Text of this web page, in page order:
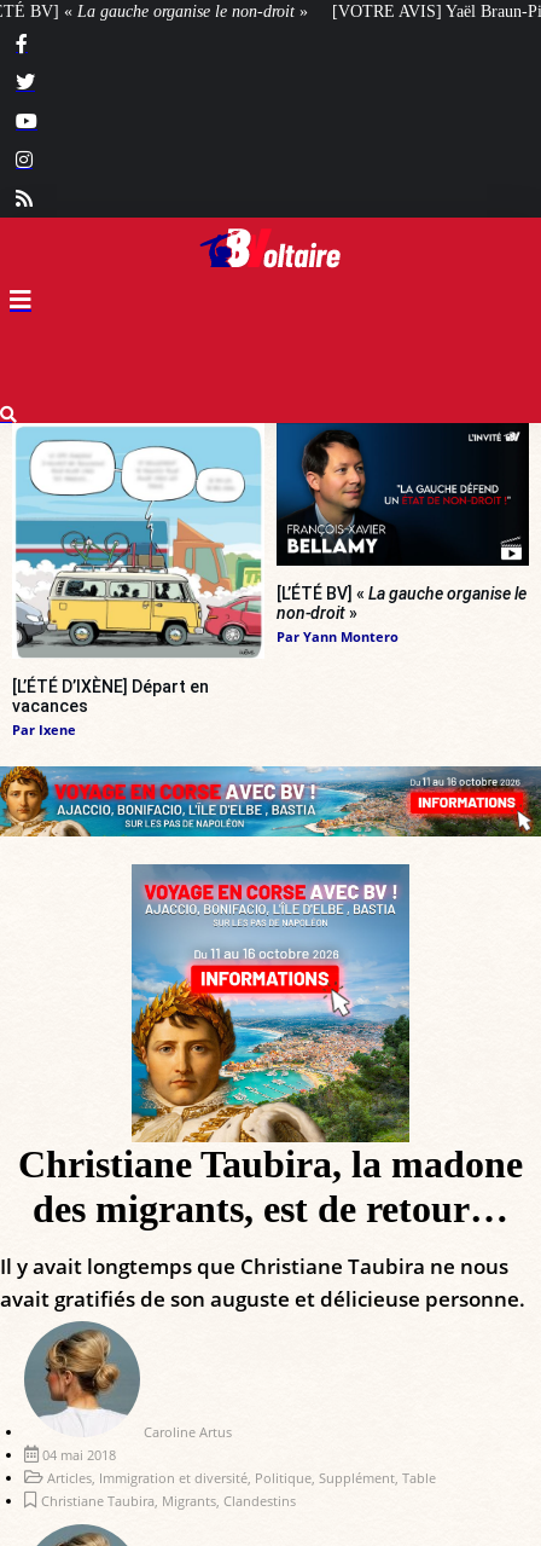
droit» [VOTRE AVIS] Yaël Braun-Pivet doit-elle renoncer à son projet
[L’ÉTÉ D’IXÈNE] Départ en
vacances
Par Ixene
[L’ÉTÉ BV] « La gauche organise le
non-droit»
Par Yann Montero
Christiane Taubira, la madone
des migrants, est de retour…
Il y avait longtemps que Christiane Taubira ne nous
avait gratifiés de son auguste et délicieuse personne.
Caroline Artus
04 mai 2018
Articles, Immigration et diversité, Politique, Supplément, Table
Christiane Taubira, Migrants, Clandestins